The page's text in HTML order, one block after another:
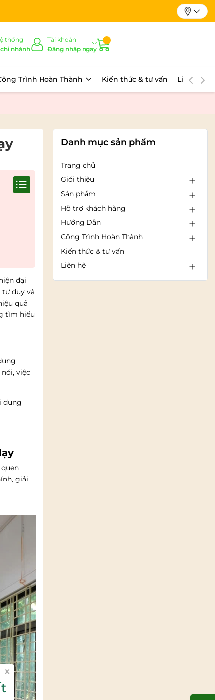
thống
nhánh
Tài khoản
Đăng nhập ngay
Trình Hoàn Thành Kiến thức & tư vấn Liên hệ
đại
duy và
quả
tìm hiểu
việc
dung
giải
Danh mục sản phẩm
Trang chủ
Giới thiệu
Sản phẩm
Hỗ trợ khách hàng
Hướng Dẫn
Công Trình Hoàn Thành
Kiến thức & tư vấn
Liên hệ
x